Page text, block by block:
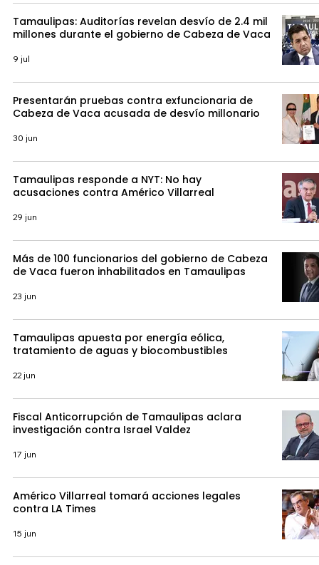
Tamaulipas: Auditorías revelan desvío de 2.4 mil
millones durante el gobierno de Cabeza de Vaca
9 jul
Presentarán pruebas contra exfuncionaria de
Cabeza de Vaca acusada de desvío millonario
30 jun
Tamaulipas responde a NYT: No hay
acusaciones contra Américo Villarreal
29 jun
Más de 100 funcionarios del gobierno de Cabeza
de Vaca fueron inhabilitados en Tamaulipas
23 jun
Tamaulipas apuesta por energía eólica,
tratamiento de aguas y biocombustibles
22 jun
Fiscal Anticorrupción de Tamaulipas aclara
investigación contra Israel Valdez
17 jun
Américo Villarreal tomará acciones legales
contra LA Times
15 jun